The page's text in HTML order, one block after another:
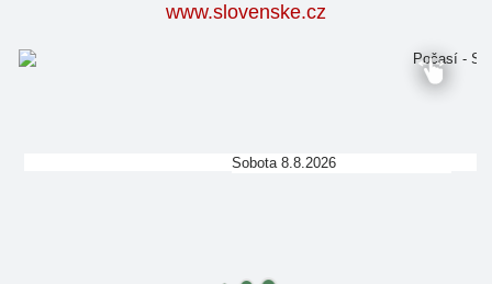
www.slovenske.cz
Sobota 8.8.2026